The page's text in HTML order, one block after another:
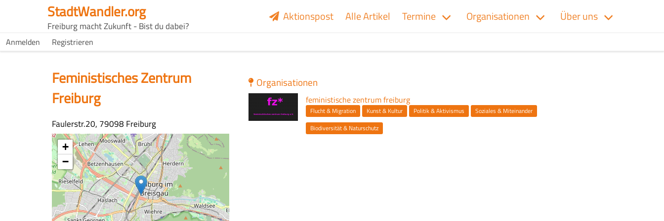
StadtWandler.org
Freiburg macht Zukunft - Bist du dabei?
H4C
Main
Aktionspost Alle Artikel Termine Organisationen Über uns
H4C
Anmelden Registrieren
Feministisches Zentrum
Freiburg
Adresse
Faulerstr.20, 79098 Freiburg
Koordinaten
+
−
Organisationen
feministische zentrum freiburg
Themen
Flucht & Migration Kunst & Kultur Politik & Aktivismus
Soziales & Miteinander
Biodiversität & Naturschutz